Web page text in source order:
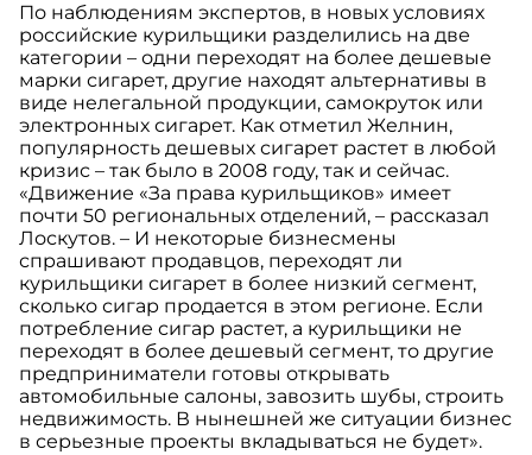
По наблюдениям экспертов, в новых условиях
российские курильщики разделились на две
категории – одни переходят на более дешевые
марки сигарет, другие находят альтернативы в
виде нелегальной продукции, самокруток или
электронных сигарет. Как отметил Желнин,
популярность дешевых сигарет растет в любой
кризис – так было в 2008 году, так и сейчас.
«Движение «За права курильщиков» имеет
почти 50 региональных отделений, – рассказал
Лоскутов. – И некоторые бизнесмены
спрашивают продавцов, переходят ли
курильщики сигарет в более низкий сегмент,
сколько сигар продается в этом регионе. Если
потребление сигар растет, а курильщики не
переходят в более дешевый сегмент, то другие
предприниматели готовы открывать
автомобильные салоны, завозить шубы, строить
недвижимость. В нынешней же ситуации бизнес
в серьезные проекты вкладываться не будет».